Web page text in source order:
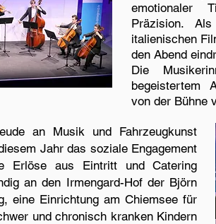
emotionaler
Präzision.
italienischen
den Abend
Die
begeistertem
von der Bühne
an Musik und Fahrzeugkunst
Jahr das soziale Engagement
Erlöse aus Eintritt und Catering
an den Irmengard-Hof der Björn
eine Einrichtung am Chiemsee für
und chronisch kranken Kindern